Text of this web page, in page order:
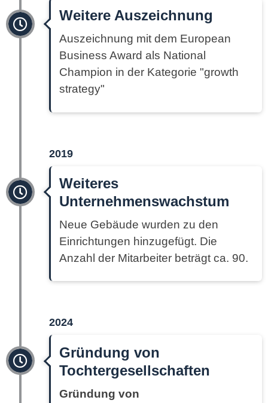
Weitere Auszeichnung
Auszeichnung mit dem European
Business Award als National
Champion in der Kategorie "growth
strategy"
2019
Weiteres
Unternehmenswachstum
Neue Gebäude wurden zu den
Einrichtungen hinzugefügt. Die
Anzahl der Mitarbeiter beträgt ca. 90.
2024
Gründung von
Tochtergesellschaften
Gründung von